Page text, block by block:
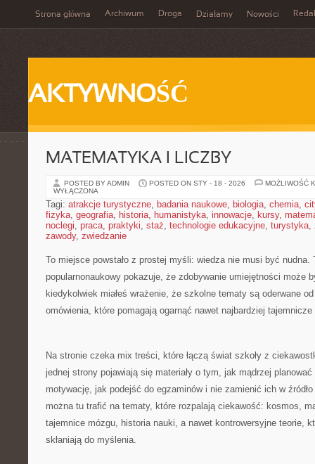
Strona główna Archiwum Droga Działamy Nowości
AKTYWNOŚĆ
MATEMATYKA I LICZBY
POSTED BY ADMIN POSTED ON STY - 18 - 2026
MOŻLIWOŚĆ
WYŁĄCZONA
Tagi: atrakcje turystyczne, badania naukowe, biologia, chemia,
fizyka, geografia, historia, humanistyka, innowacje, kursy,
noclegi, praca, praktyki, staż, technologie edukacyjne, turystyka,
zawody, zwiedzanie
To miejsce powstało z prostej myśli: wiedza nie musi być nudna.
popularnonaukowy pokazuje, że zdobywanie umiejętności może
kiedykolwiek miałeś wrażenie, że szkolne tematy są oderwane
omówienia, które pomagają ogarnąć nawet najbardziej tajemnicze
Na stronie czeka mix treści, które łączą świat szkoły z
jednej strony pojawiają się materiały o tym, jak mądrzej
motywację, jak podejść do egzaminów i nie zamienić ich w
można tu trafić na tematy, które rozpalają ciekawość: kosmos,
tajemnice mózgu, historia nauki, a nawet kontrowersyjne teorie,
skłaniają do myślenia.